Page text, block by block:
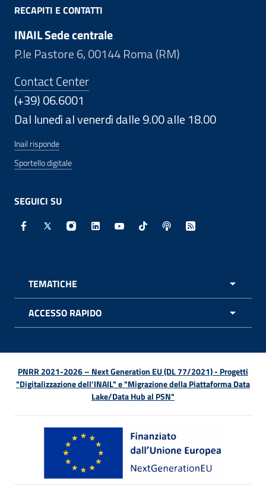
RECAPITI E CONTATTI
INAIL Sede centrale
P.le Pastore 6, 00144 Roma (RM)
Contact Center
(+39) 06.6001
Dal lunedì al venerdì dalle 9.00 alle 18.00
Inail risponde
Sportello digitale
SEGUICI SU
Facebook - Sito esterno - Apertura in nuova finestra
X - Sito esterno - Apertura in nuova finestra
Instagram - Sito esterno - Apertura in
Linkedin - Sito esterno - Apertura in
Youtube - Sito esterno -
TikTok - Sito esterno -
Spreaker - Sito
Feed RSS -
TEMATICHE
ACCESSO RAPIDO
PNRR 2021-2026 – Next Generation EU (DL 77/2021) - Progetti
"Digitalizzazione dell’INAIL" e "Migrazione della Piattaforma Data
Lake/Data Hub al PSN"